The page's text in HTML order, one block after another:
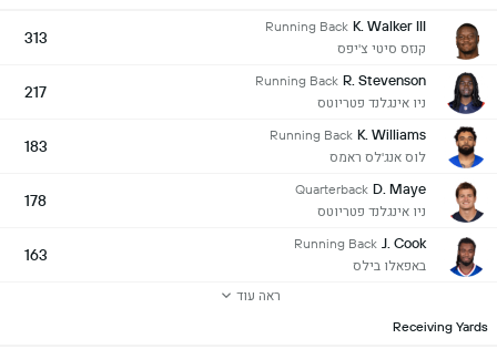
K. Walker III
Running Back
קנזס סיטי צ'יפס
313
R. Stevenson
Running Back
ניו אינגלנד פטריוטס
217
K. Williams
Running Back
לוס אנג'לס ראמס
183
D. Maye
Quarterback
ניו אינגלנד פטריוטס
178
J. Cook
Running Back
באפאלו בילס
163
ראה עוד
Receiving Yards